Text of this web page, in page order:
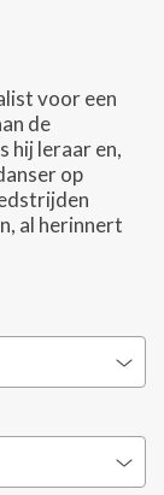
voor een
de
hij leraar en,
op
al herinnert